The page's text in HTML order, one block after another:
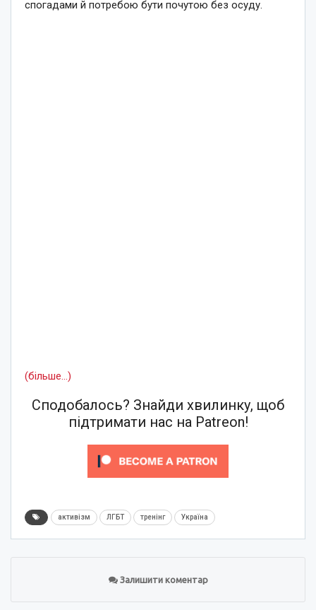
спогадами й потребою бути почутою без осуду.
(більше…)
Сподобалось? Знайди хвилинку, щоб
підтримати нас на Patreon!
активізм ЛГБТ тренінг Україна
Залишити коментар